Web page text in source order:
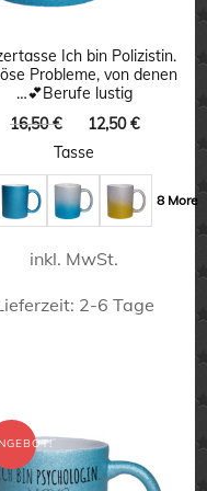
Optionen
können
auf
der
Produktseite
gewählt
werden
Ich bin Polizistin.
Probleme, von denen
…💕Berufe lustig
16,50€
Ursprünglicher
Preis
16,50 €
12,50€
12,50 €.
Tasse
8 More
inkl. MwSt.
2-6 Tage
mehrere
Varianten